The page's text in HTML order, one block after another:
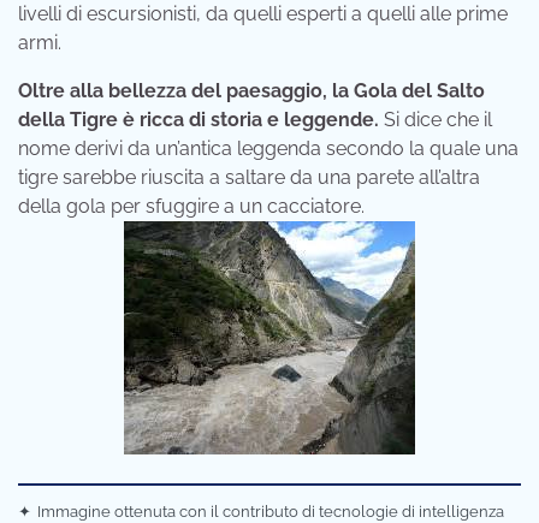
livelli di escursionisti, da quelli esperti a quelli alle prime
armi.
Oltre alla bellezza del paesaggio, la Gola del Salto
della Tigre è ricca di storia e leggende. Si dice che il
nome derivi da un’antica leggenda secondo la quale una
tigre sarebbe riuscita a saltare da una parete all’altra
della gola per sfuggire a un cacciatore.
✦ Immagine ottenuta con il contributo di tecnologie di intelligenza